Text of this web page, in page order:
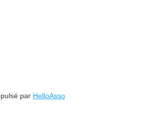
par HelloAsso